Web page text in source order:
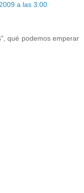
a las 3:00
qué podemos emperar